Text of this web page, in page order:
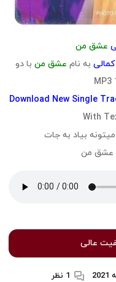
عشق من
به نام عشق من با دو
Download New Single
With
بیاد به جات
عشق من
عالی
1 نظر